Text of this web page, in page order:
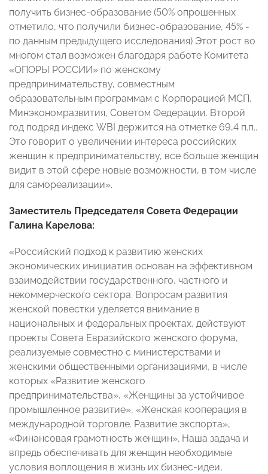
получить бизнес-образование (50% опрошенных
отметило, что получили бизнес-образование, 45% -
по данным предыдущего исследования) Этот рост во
многом стал возможен благодаря работе Комитета
«ОПОРЫ РОССИИ» по женскому
предпринимательству, совместным
образовательным программам с Корпорацией МСП,
Минэкономразвития, Советом Федерации. Второй
год подряд индекс WBI держится на отметке 69,4 п.п..
Это говорит о увеличении интереса российских
женщин к предпринимательству, все больше женщин
видит в этой сфере новые возможности, в том числе
для самореализации».
Заместитель Председателя Совета Федерации
Галина Карелова:
«Российский подход к развитию женских
экономических инициатив основан на эффективном
взаимодействии государственного, частного и
некоммерческого сектора. Вопросам развития
женской повестки уделяется внимание в
национальных и федеральных проектах, действуют
проекты Совета Евразийского женского форума,
реализуемые совместно с министерствами и
женскими общественными организациями, в числе
которых «Развитие женского
предпринимательства», «Женщины за устойчивое
промышленное развитие», «Женская кооперация в
международной торговле. Развитие экспорта»,
«Финансовая грамотность женщин». Наша задача и
впредь обеспечивать для женщин необходимые
условия воплощения в жизнь их бизнес-идеи,